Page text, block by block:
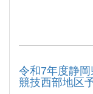
令和7年度静
競技西部地区